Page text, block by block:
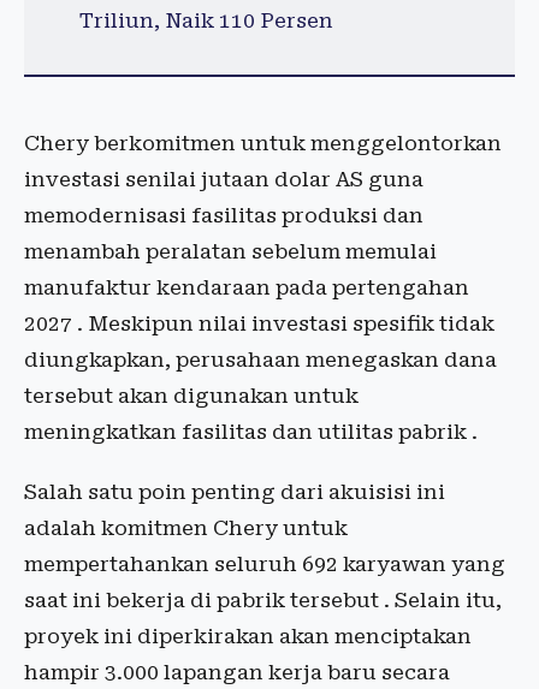
Triliun, Naik 110 Persen
Chery berkomitmen untuk menggelontorkan
investasi senilai jutaan dolar AS guna
memodernisasi fasilitas produksi dan
menambah peralatan sebelum memulai
manufaktur kendaraan pada pertengahan
2027 . Meskipun nilai investasi spesifik tidak
diungkapkan, perusahaan menegaskan dana
tersebut akan digunakan untuk
meningkatkan fasilitas dan utilitas pabrik .
Salah satu poin penting dari akuisisi ini
adalah komitmen Chery untuk
mempertahankan seluruh 692 karyawan yang
saat ini bekerja di pabrik tersebut . Selain itu,
proyek ini diperkirakan akan menciptakan
hampir 3.000 lapangan kerja baru secara